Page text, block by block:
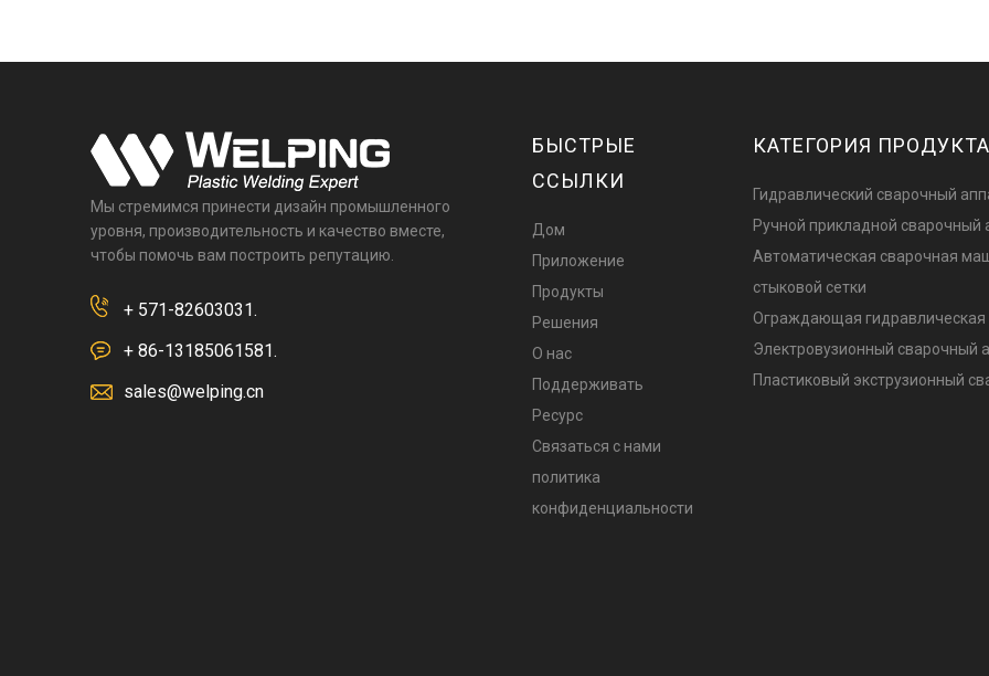
Мы стремимся принести дизайн промышленного
уровня, производительность и качество вместе,
чтобы помочь вам построить репутацию.
+ 571-82603031.
+ 86-13185061581.
sales@welping.cn
БЫСТРЫЕ
ССЫЛКИ
Дом
Приложение
Продукты
Решения
О нас
Поддерживать
Ресурс
Связаться с нами
политика
конфиденциальности
КАТЕГОРИЯ ПРОДУКТА
Гидравлический сварочный
Ручной прикладной сварочный
Автоматическая сварочная
стыковой сетки
Ограждающая гидравлическая
Электровузионный сварочный
Пластиковый экструзионный